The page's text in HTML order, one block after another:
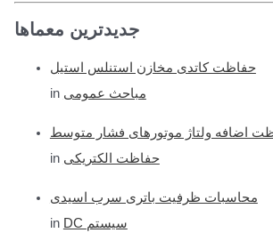
جدیدترین معماها
حفاظت کاتدی مخازن استنلس استیل
in مباحث عمومی
اضافه ولتاژ موتورهای فشار متوسط
in حفاظت الکتریکی
محاسبات ظرفیت باتری سرب اسیدی
in
DC سیستم